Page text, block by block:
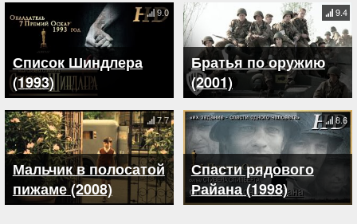
Список Шиндлера
(1993)
9.0
Братья по оружию
(2001)
9.4
Мальчик в полосатой
пижаме (2008)
7.7
Спасти рядового
Райана (1998)
8.6